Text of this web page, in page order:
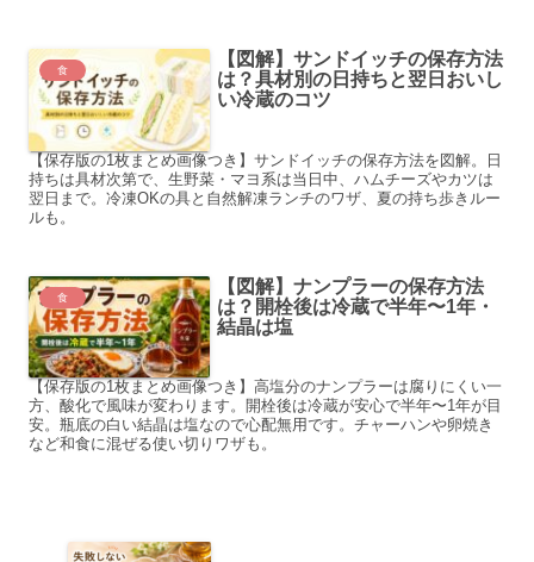
食
【図解】サンドイッチの保存方法
は？具材別の日持ちと翌日おいし
い冷蔵のコツ
【保存版の1枚まとめ画像つき】サンドイッチの保存方法を図解。日
持ちは具材次第で、生野菜・マヨ系は当日中、ハムチーズやカツは
翌日まで。冷凍OKの具と自然解凍ランチのワザ、夏の持ち歩きルー
ルも。
食
【図解】ナンプラーの保存方法
は？開栓後は冷蔵で半年〜1年・
結晶は塩
【保存版の1枚まとめ画像つき】高塩分のナンプラーは腐りにくい一
方、酸化で風味が変わります。開栓後は冷蔵が安心で半年〜1年が目
安。瓶底の白い結晶は塩なので心配無用です。チャーハンや卵焼き
など和食に混ぜる使い切りワザも。